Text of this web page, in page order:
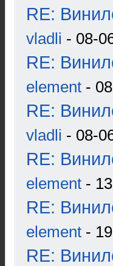
RE:
vladli - 08-
RE:
element -
RE:
vladli - 08-
RE:
element -
RE:
element -
RE: